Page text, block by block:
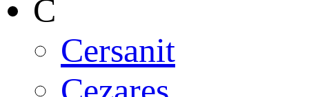
C
Cersanit